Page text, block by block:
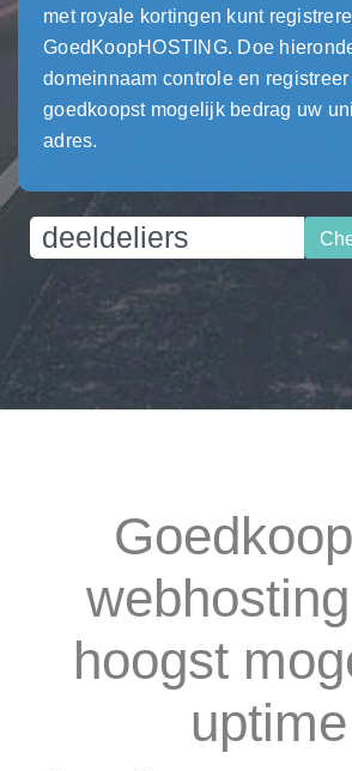
met royale kortingen kunt
GoedKoopHOSTING. Doe
domeinnaam controle en
goedkoopst mogelijk bedrag uw
adres.
hoogst
uptime